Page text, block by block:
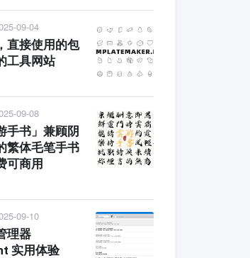
09-04
直接使用的包
工具网站
09-08
手书」兼顾阴
繁体毛笔手书
可商用
09-10
理器
实用体验